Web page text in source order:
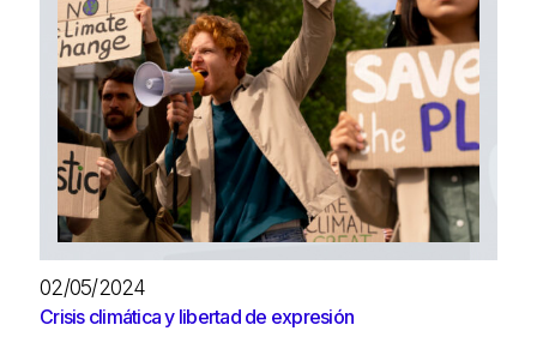
02/05/2024
Crisis climática y libertad de expresión